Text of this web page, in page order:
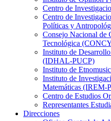
Centro de
Centro de
Políticas y
Consejo Nacional de
Tecnológica
Instituto de
(IDHAL-PUCP)
Instituto de
Instituto de
Matemáticas (IREM-
Centro de Estudios
Representantes
Direcciones